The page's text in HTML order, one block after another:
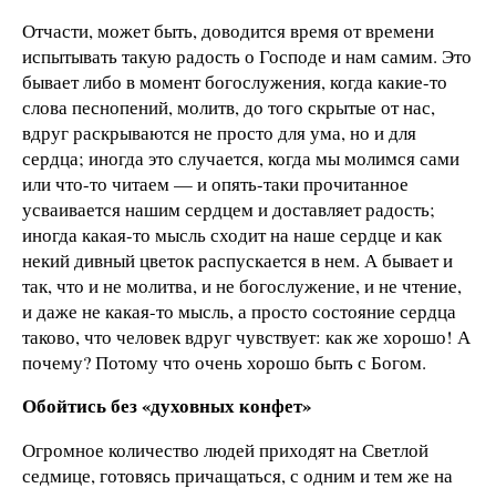
Отчасти, может быть, доводится время от времени
испытывать такую радость о Господе и нам самим. Это
бывает либо в момент богослужения, когда какие-то
слова песнопений, молитв, до того скрытые от нас,
вдруг раскрываются не просто для ума, но и для
сердца; иногда это случается, когда мы молимся сами
или что-то читаем — и опять-таки прочитанное
усваивается нашим сердцем и доставляет радость;
иногда какая-то мысль сходит на наше сердце и как
некий дивный цветок распускается в нем. А бывает и
так, что и не молитва, и не богослужение, и не чтение,
и даже не какая-то мысль, а просто состояние сердца
таково, что человек вдруг чувствует: как же хорошо! А
почему? Потому что очень хорошо быть с Богом.
Обойтись без «духовных конфет»
Огромное количество людей приходят на Светлой
седмице, готовясь причащаться, с одним и тем же на